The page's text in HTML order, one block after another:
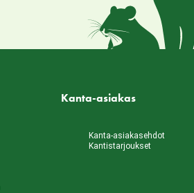
Kanta-asiakas
Kanta-asiakasehdot
Kantistarjoukset